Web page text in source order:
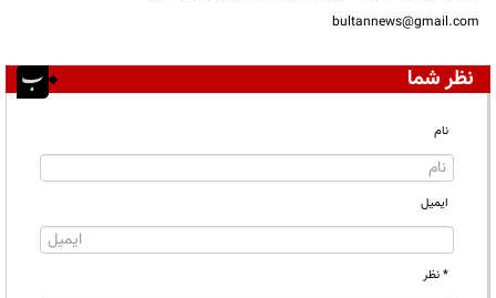
bultannews@gmail.com
نظر شما
نام
ایمیل
* نظر